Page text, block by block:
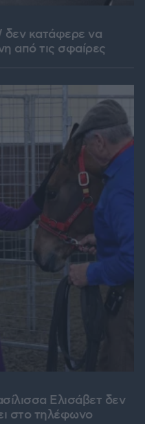
κατάφερε να
από τις σφαίρες
Ελισάβετ δεν
στο τηλέφωνο